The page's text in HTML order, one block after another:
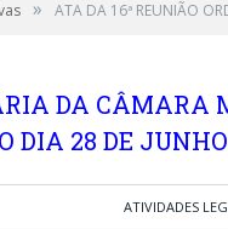
» ATA DA 16ª REUNIÃO
DA CÂMARA
DIA 28 DE JUNHO
ATIVIDADES